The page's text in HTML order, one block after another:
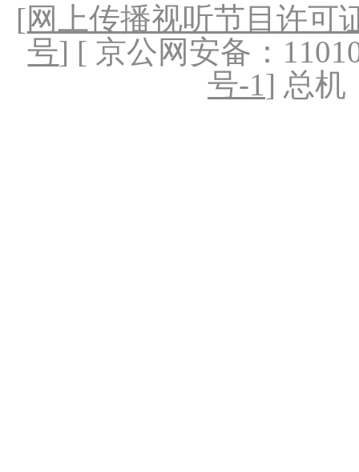
[网上传播视听节目许可
号] [ 京公网安备：
号-1] 总机